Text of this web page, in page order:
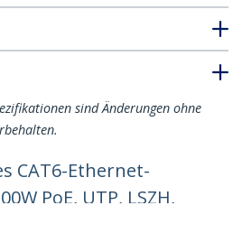
sind Änderungen ohne
CAT6-Ethernet-
PoE, UTP, LSZH,